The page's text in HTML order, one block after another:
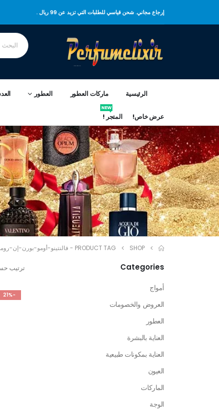
إرجاع مجاني. شحن قياسي للطلبات التي تزيد عن 99 ريال .
الرئيسية ماركات العطور العطور
عرض خاص! المتجر !
NEW
SHOP
PRODUCT TAG - فالنتينو-أومو-بورن-إن-
ترتيب
-21%
Categories
أمواج
العروض والخصومات
العطور
العناية بالبشرة
العناية بمكونات طبيعية
العيون
الماركات
الوجة